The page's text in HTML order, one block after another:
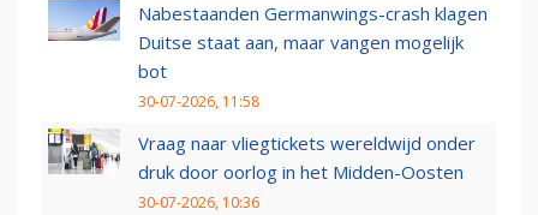
Nabestaanden Germanwings-crash klagen
Duitse staat aan, maar vangen mogelijk
bot
30-07-2026, 11:58
Vraag naar vliegtickets wereldwijd onder
druk door oorlog in het Midden-Oosten
30-07-2026, 10:36